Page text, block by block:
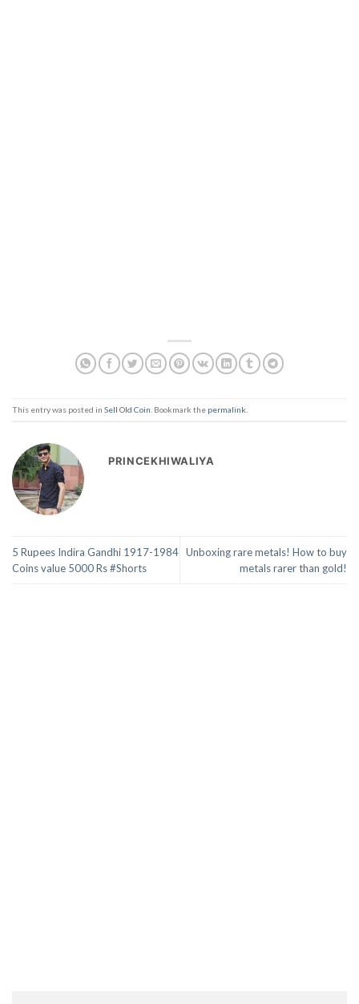
This entry was posted in Sell Old Coin . Bookmark the permalink
PRINCEKHIWALIYA
5 Rupees Indira Gandhi 1917-1984
Coins value 5000 Rs #Shorts
Unboxing rare metals! How to buy
metals rarer than gold!